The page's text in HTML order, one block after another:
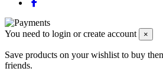
You need to login or create account ×
Save products on your wishlist to buy
friends.